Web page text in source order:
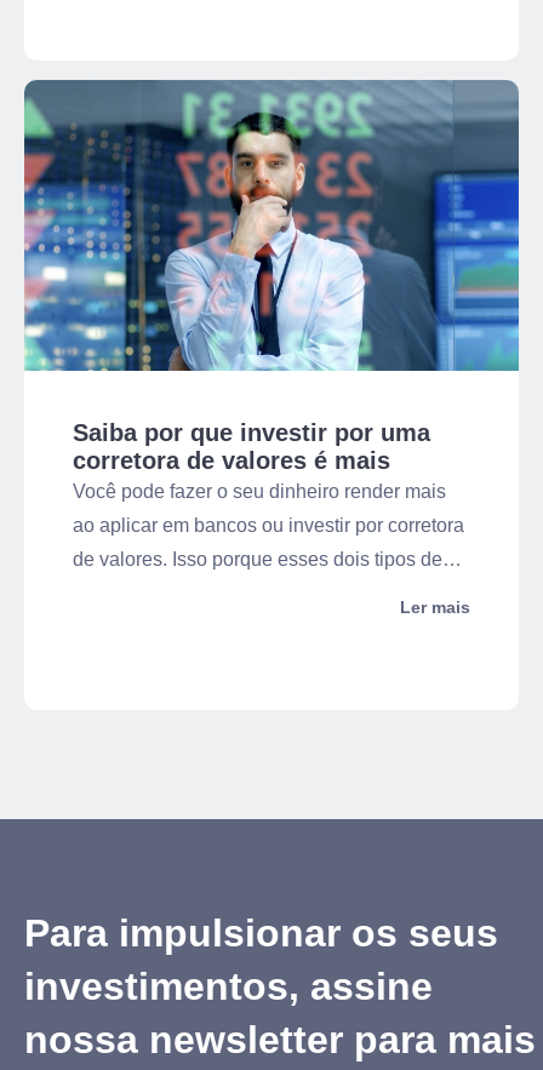
desvantagens para o investidor. Por isso, não
existe uma escolha ideal, e sim aquela que se
encaixa melhor no seu contexto.
Saiba por que investir por uma
corretora de valores é mais
seguro
Você pode fazer o seu dinheiro render mais
ao aplicar em bancos ou investir por corretora
de valores. Isso porque esses dois tipos de
Ler mais
Para impulsionar os seus
investimentos, assine
nossa newsletter para mais